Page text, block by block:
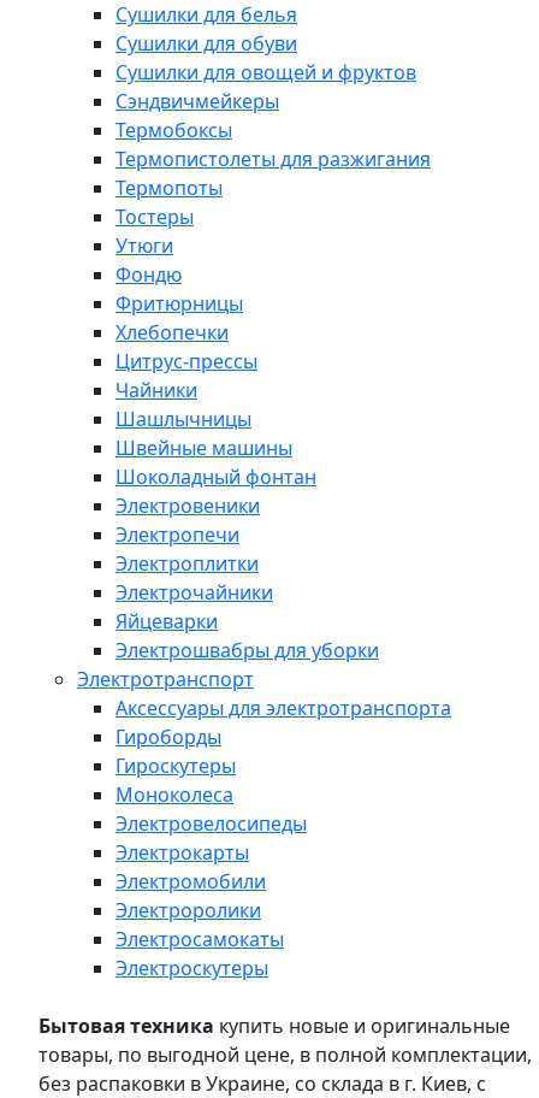
Сушилки для белья
Сушилки для обуви
Сушилки для овощей и фруктов
Сэндвичмейкеры
Термобоксы
Термопистолеты для разжигания
Термопоты
Тостеры
Утюги
Фондю
Фритюрницы
Хлебопечки
Цитрус-прессы
Чайники
Шашлычницы
Швейные машины
Шоколадный фонтан
Электровеники
Электропечи
Электроплитки
Электрочайники
Яйцеварки
Электрошвабры для уборки
Электротранспорт
Аксессуары для электротранспорта
Гироборды
Гироскутеры
Моноколеса
Электровелосипеды
Электрокарты
Электромобили
Электроролики
Электросамокаты
Электроскутеры
Бытовая техника купить новые и оригинальные
товары, по выгодной цене, в полной комплектации,
без распаковки в Украине, со склада в г. Киев, с